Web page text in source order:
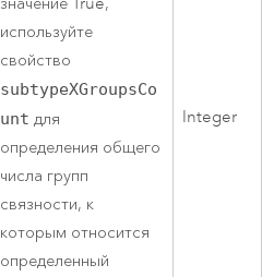
используйте
свойство
subtypeXGroupsCo
unt для
определения общего
числа групп
связности, к
которым относится
определенный
Integer